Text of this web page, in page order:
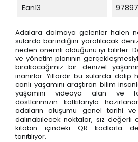
Ean13
Adalara dalmaya gelenler halen
sularda barındığını yaratılacak
neden önemli olduğunu iyi bilirler.
ve yönetim planının
bırakacağımız bir denizel
inanırlar. Yıllardır bu sularda
canlı yaşamını araştıran bilim
yaşamını videoya alan ve
dostlarımızın katkılarıyla
adaların oluşumu genel tarihi
dalınabilecek noktalar, siz değerli
kitabın içindeki QR kodlarla
tanıtılıyor.